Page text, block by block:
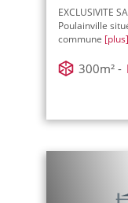
EXCLUSIVITE
Poulainville
commune [plus]
300m² -